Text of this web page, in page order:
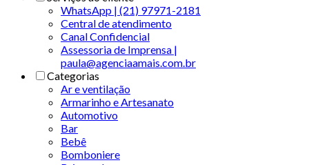
WhatsApp | (21) 97971-2181
Central de atendimento
Canal Confidencial
Assessoria de Imprensa |
paula@agenciaamais.com.br
Categorias
Ar e ventilação
Armarinho e Artesanato
Automotivo
Bar
Bebê
Bomboniere